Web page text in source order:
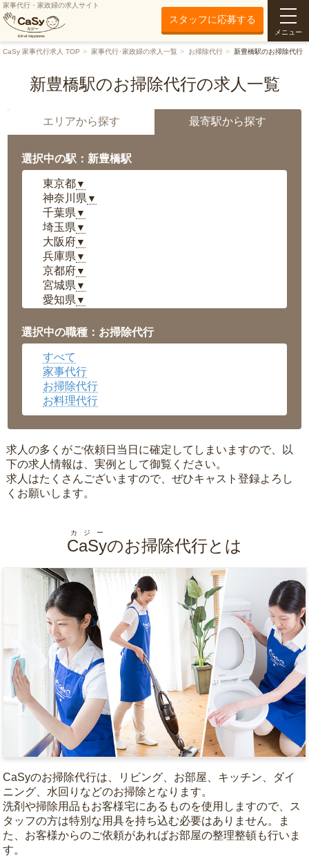
家事代行・家政婦の求人サイト
スタッフに応募する
メニュー
CaSy 家事代行求人 TOP 家事代行･家政婦の求人一覧 お掃除代行 新豊橋駅のお掃除代行
新豊橋駅のお掃除代行の求人一覧
エリアから探す 最寄駅から探す
選択中の駅：新豊橋駅
東京都▼
神奈川県 ▼
千葉県 ▼
埼玉県 ▼
大阪府▼
兵庫県 ▼
京都府▼
宮城県 ▼
愛知県 ▼
岡山県▼
広島県▼
沖縄県
選択中の職種：お掃除代行
すべて
家事代行
お掃除代行
お料理代行
求人の多くがご依頼日当日に確定してしまいますので、以
下の求人情報は、実例として御覧ください。
求人はたくさんございますので、ぜひキャスト登録よろし
くお願いします。
CaSy
カジー
のお掃除代行とは
CaSyのお掃除代行は、リビング、お部屋、キッチン、ダイ
ニング、水回りなどのお掃除となります。
洗剤や掃除用品もお客様宅にあるものを使用しますので、ス
タッフの方は特別な用具を持ち込む必要はありません。ま
た、お客様からのご依頼があればお部屋の整理整頓も行いま
す。